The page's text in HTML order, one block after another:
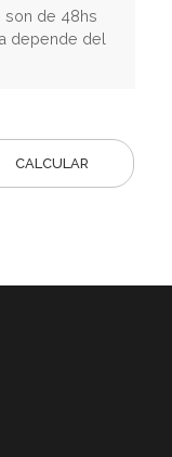
son de 48hs
depende del
CALCULAR